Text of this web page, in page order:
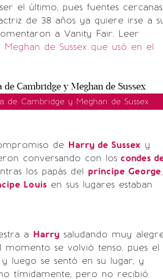
el último, pues fuentes cercanas
de 38 años ya quiere irse a
a Vanity Fair. Leer
Meghan de Sussex que usó en el
Cambridge y Meghan de Sussex
de Harry de Sussex y
conversando con los condes
los papás del príncipe George,
Louis en sus lugares estaban
a Harry saludando muy
se volvió tenso, pues el
luego se sentó en su lugar, y
tímidamente, pero no recibió